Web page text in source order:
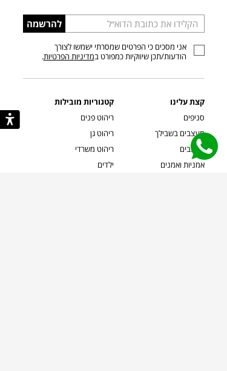
הכניסו
כתובת
דוא”ל
להרשמה
אני מסכים כי הפרטים שמסרתי ישמשו לצורך
הודעות/תכן שיווקיות כמפורט במדיניות הפרטיות.
קצת עלינו
סניפים
מעצבים בשבילך
מעצבים
אמניות ואמנים
קטגוריות מובילות
ריהוט פנים
ריהוט גן
ריהוט משרדי
ילדים